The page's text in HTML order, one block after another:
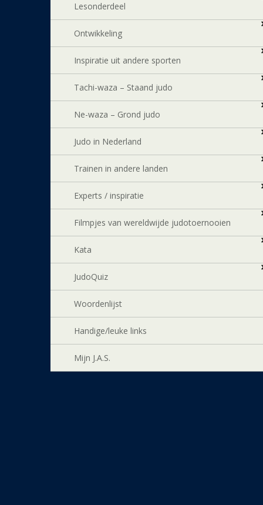
Lesonderdeel
Ontwikkeling
Inspiratie uit andere sporten
Tachi-waza – Staand judo
Ne-waza – Grond judo
Judo in Nederland
Trainen in andere landen
Experts / inspiratie
Filmpjes van wereldwijde judotoernooien
Kata
JudoQuiz
Woordenlijst
Handige/leuke links
Mijn J.A.S.